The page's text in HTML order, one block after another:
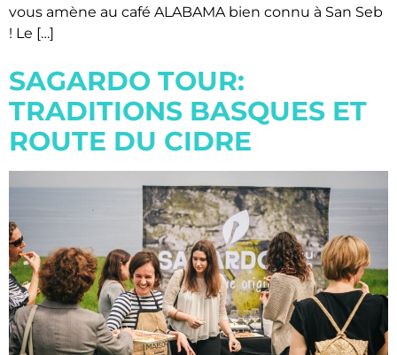
vous amène au café ALABAMA bien connu à San Seb
! Le […]
SAGARDO TOUR:
TRADITIONS BASQUES ET
ROUTE DU CIDRE